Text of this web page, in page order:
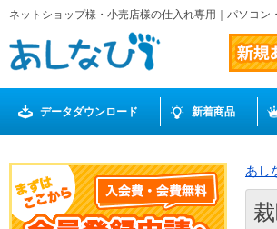
ネットショップ様・小売店様の仕入れ専用｜パソコ
データダウンロード 新着商品
あし